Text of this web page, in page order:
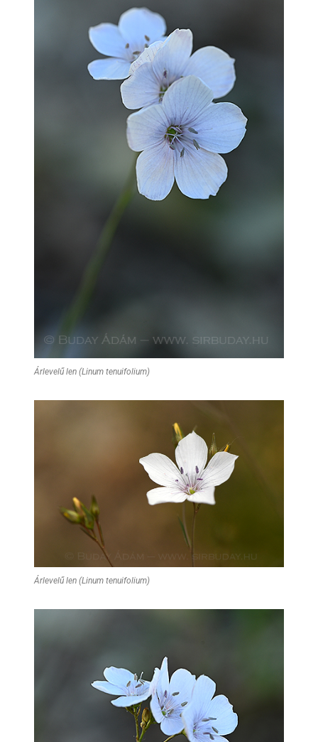
Árlevelű len (Linum tenuifolium)
Árlevelű len (Linum tenuifolium)